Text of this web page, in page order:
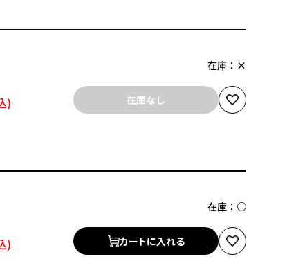
在庫： ×
在庫なし
在庫： ○
カートに入れる